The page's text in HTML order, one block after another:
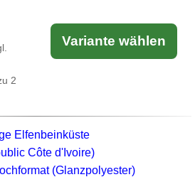
2
Variante wählen
Elfenbeinküste
Côte d'Ivoire)
(Glanzpolyester)